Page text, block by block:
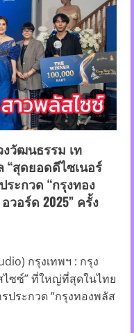
วัฒนธรรม เท
“สุดยอดดีไซเนอร์
ระกวด “กรุงทอง
อร์ด 2025” ครั้ง
กรุงเทพฯ : กรุง
ไซซ์” ที่ใหญ่ที่สุดในไทย
ประกวด “กรุงทองพลัส